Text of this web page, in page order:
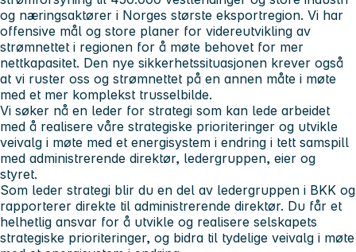
og næringsaktører i Norges største eksportregion. Vi har
offensive mål og store planer for videreutvikling av
strømnettet i regionen for å møte behovet for mer
nettkapasitet. Den nye sikkerhetssituasjonen krever også
at vi ruster oss og strømnettet på en annen måte i møte
med et mer komplekst trusselbilde.
Vi søker nå en leder for strategi som kan lede arbeidet
med å realisere våre strategiske prioriteringer og utvikle
veivalg i møte med et energisystem i endring i tett samspill
med administrerende direktør, ledergruppen, eier og
styret.
Som leder strategi blir du en del av ledergruppen i BKK og
rapporterer direkte til administrerende direktør. Du får et
helhetlig ansvar for å utvikle og realisere selskapets
strategiske prioriteringer, og bidra til tydelige veivalg i møte